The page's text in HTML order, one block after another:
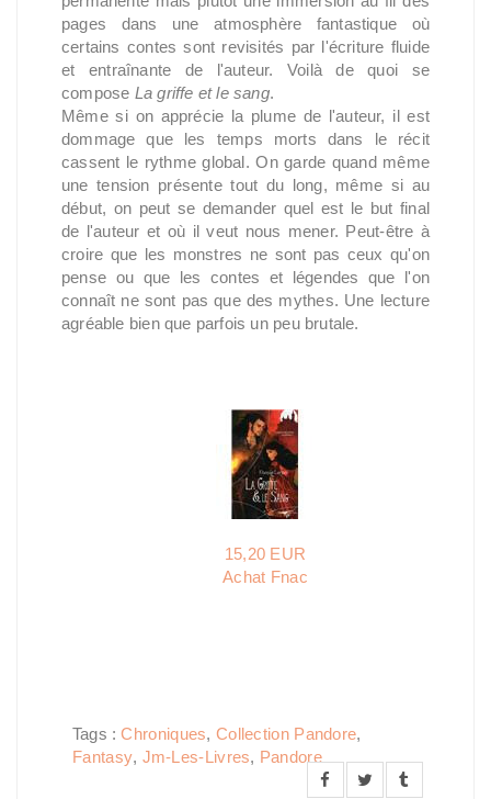
pages dans une atmosphère fantastique où
certains contes sont revisités par l'écriture fluide
et entraînante de l'auteur. Voilà de quoi se
compose La griffe et le sang.
Même si on apprécie la plume de l'auteur, il est
dommage que les temps morts dans le récit
cassent le rythme global. On garde quand même
une tension présente tout du long, même si au
début, on peut se demander quel est le but final
de l'auteur et où il veut nous mener. Peut-être à
croire que les monstres ne sont pas ceux qu'on
pense ou que les contes et légendes que l'on
connaît ne sont pas que des mythes. Une lecture
agréable bien que parfois un peu brutale.
15,20 EUR
Achat Fnac
Tags :Chroniques, Collection Pandore,
Fantasy, Jm-Les-Livres, Pandore